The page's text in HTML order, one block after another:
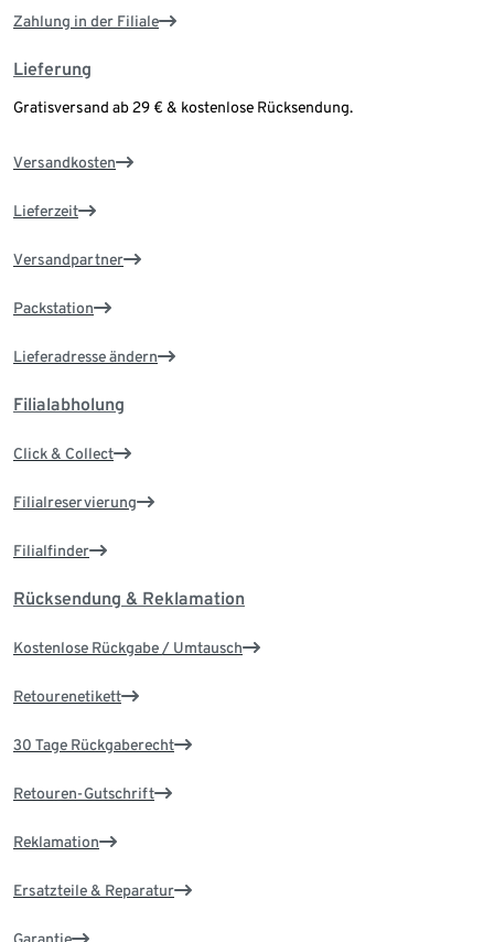
Zahlung in der Filiale
Lieferung
Gratisversand ab 29 € & kostenlose Rücksendung.
Versandkosten
Lieferzeit
Versandpartner
Packstation
Lieferadresse ändern
Filialabholung
Click & Collect
Filialreservierung
Filialfinder
Rücksendung & Reklamation
Kostenlose Rückgabe / Umtausch
Retourenetikett
30 Tage Rückgaberecht
Retouren-Gutschrift
Reklamation
Ersatzteile & Reparatur